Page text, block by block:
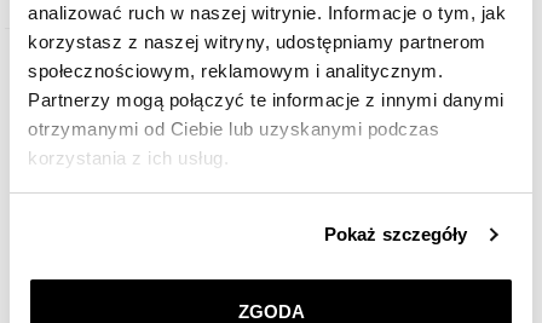
analizować ruch w naszej witrynie. Informacje o tym, jak
korzystasz z naszej witryny, udostępniamy partnerom
społecznościowym, reklamowym i analitycznym.
Partnerzy mogą połączyć te informacje z innymi danymi
otrzymanymi od Ciebie lub uzyskanymi podczas
korzystania z ich usług.
przez nas plików cookie znajdziesz wPolityce
Pokaż szczegóły
ZGODA